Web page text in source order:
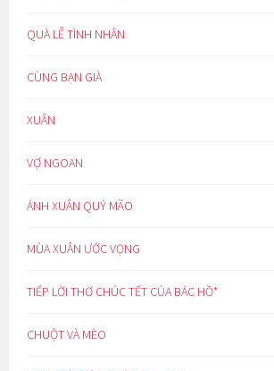
QUÀ LỄ TÌNH NHÂN
CÙNG BẠN GIÀ
XUÂN
VỢ NGOAN
ÁNH XUÂN QUÝ MÃO
MÙA XUÂN ƯỚC VỌNG
TIẾP LỜI THƠ CHÚC TẾT CỦA BÁC HỒ*
CHUỘT VÀ MÈO